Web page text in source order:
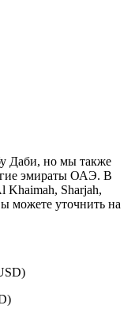
Даби, но мы также
эмираты ОАЭ. В
Khaimah, Sharjah,
можете уточнить на